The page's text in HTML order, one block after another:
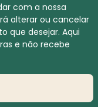
com a nossa
alterar ou cancelar
que desejar. Aqui
e não recebe